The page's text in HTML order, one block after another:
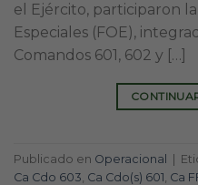
el Ejército, participaron
Especiales (FOE),
Comandos 601, 602 y […]
Publicado en Operacional
Ca Cdo 603 Ca Cdo(s) 601 Ca